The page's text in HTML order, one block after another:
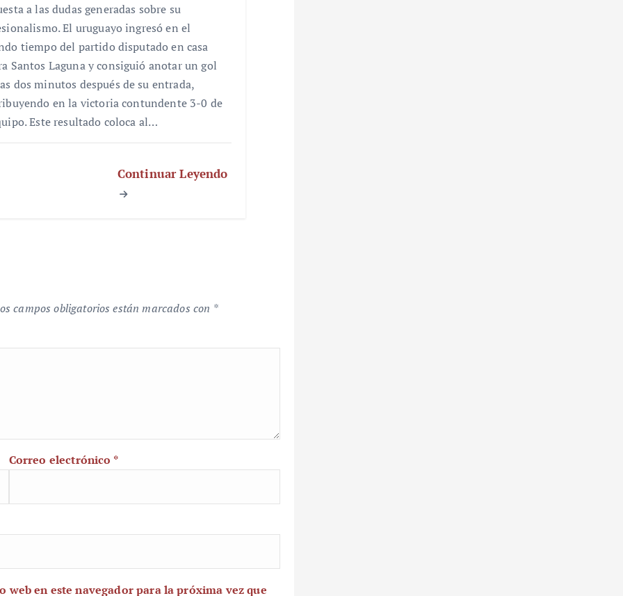
a las dudas generadas sobre su
El uruguayo ingresó en el
tiempo del partido disputado en casa
Santos Laguna y consiguió anotar un gol
dos minutos después de su entrada,
en la victoria contundente 3-0 de
Este resultado coloca al…
Continuar Leyendo
campos obligatorios están marcados con *
Correo electrónico *
en este navegador para la próxima vez que